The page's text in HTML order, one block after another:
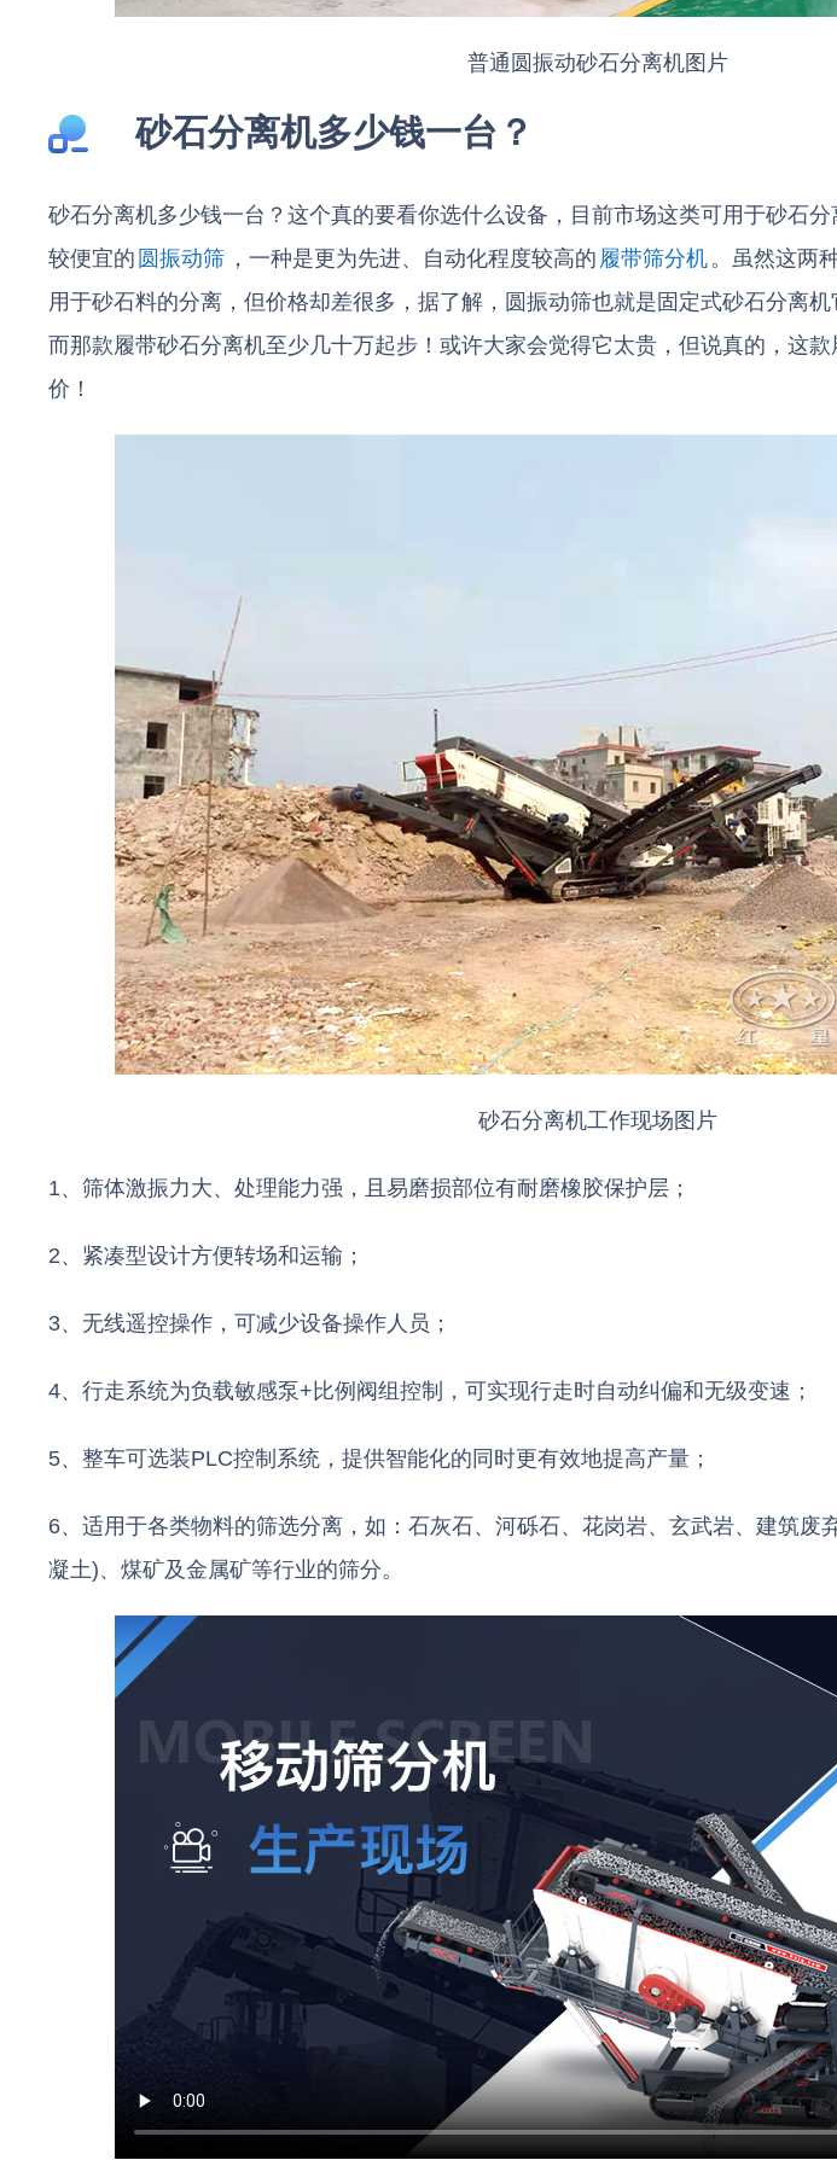
普通圆振动砂石分离机图片
砂石分离机多少钱一台？
砂石分离机多少钱一台？这个真的要看你选什么设备，目前市场这类可用于砂石
较便宜的 圆振动筛 ，一种是更为先进、自动化程度较高的 履带筛分机。虽然这两
用于砂石料的分离，但价格却差很多，据了解，圆振动筛也就是固定式砂石分离机
而那款履带砂石分离机至少几十万起步！或许大家会觉得它太贵，但说真的，这
价！
砂石分离机工作现场图片
1、筛体激振力大、处理能力强，且易磨损部位有耐磨橡胶保护层；
2、紧凑型设计方便转场和运输；
3、无线遥控操作，可减少设备操作人员；
4、行走系统为负载敏感泵+比例阀组控制，可实现行走时自动纠偏和无级变速；
5、整车可选装PLC控制系统，提供智能化的同时更有效地提高产量；
6、适用于各类物料的筛选分离，如：石灰石、河砾石、花岗岩、玄武岩、建筑废
凝土)、煤矿及金属矿等行业的筛分。